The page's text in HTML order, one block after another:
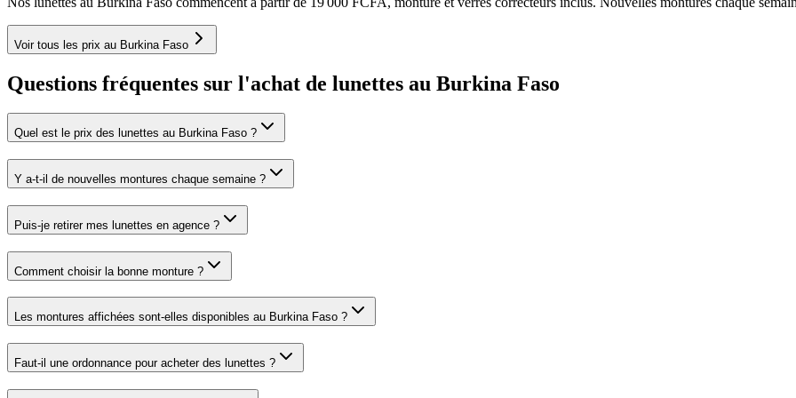
Voir tous les prix au Burkina Faso
Questions fréquentes sur l'achat de lunettes au Burkina Faso
Quel est le prix des lunettes au Burkina Faso ?
Y a-t-il de nouvelles montures chaque semaine ?
Puis-je retirer mes lunettes en agence ?
Comment choisir la bonne monture ?
Les montures affichées sont-elles disponibles au Burkina Faso ?
Faut-il une ordonnance pour acheter des lunettes ?